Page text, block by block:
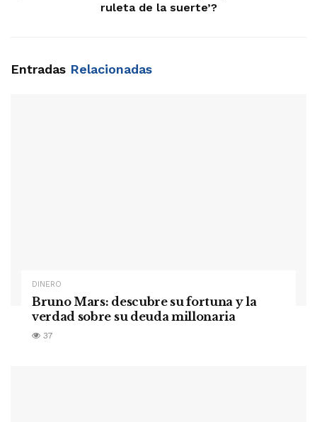
ruleta de la suerte’?
Entradas Relacionadas
DINERO
Bruno Mars: descubre su fortuna y la
verdad sobre su deuda millonaria
37